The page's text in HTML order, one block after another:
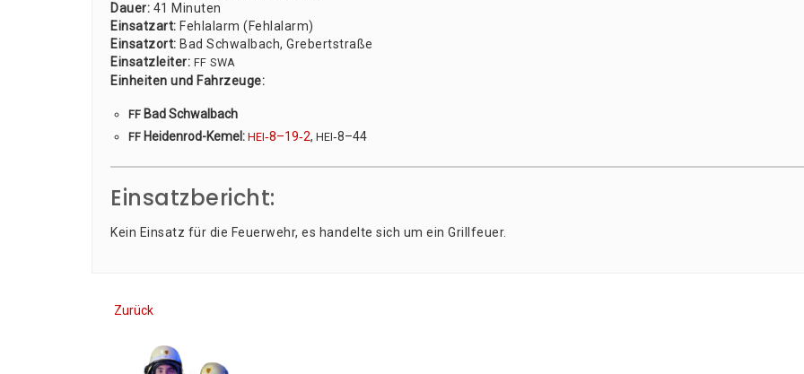
Dau­er: 41 Minu­ten
Ein­satz­art: Fehl­alarm (Fehl­alarm)
Ein­satz­ort: Bad Schwal­bach, Gre­bert­stra­ße
Ein­satz­lei­ter: FF SWA
Ein­hei­ten und Fahr­zeu­ge:
FF Bad Schwalbach
FF Hei­den­rod-Kemel: HEI‑8–19‑2, HEI‑8–44
Einsatzbericht:
Kein Ein­satz für die Feu­er­wehr, es han­del­te sich um ein Grillfeuer.
Zurück